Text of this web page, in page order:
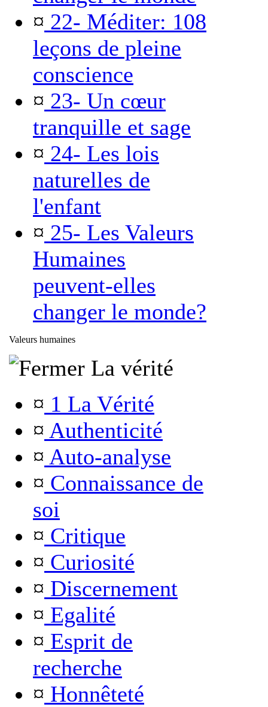
¤ 22- Méditer: 108
leçons de pleine
conscience
¤ 23- Un cœur
tranquille et sage
¤ 24- Les lois
naturelles de
l'enfant
¤ 25- Les Valeurs
Humaines
peuvent-elles
changer le monde?
Valeurs humaines
La vérité
¤ 1 La Vérité
¤ Authenticité
¤ Auto-analyse
¤ Connaissance de
soi
¤ Critique
¤ Curiosité
¤ Discernement
¤ Egalité
¤ Esprit de
recherche
¤ Honnêteté